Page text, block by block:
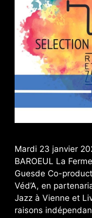
Mardi 23 janvier
BAROEUL La
Guesde Co-
Véd’A, en
Jazz à Vienne et
raisons